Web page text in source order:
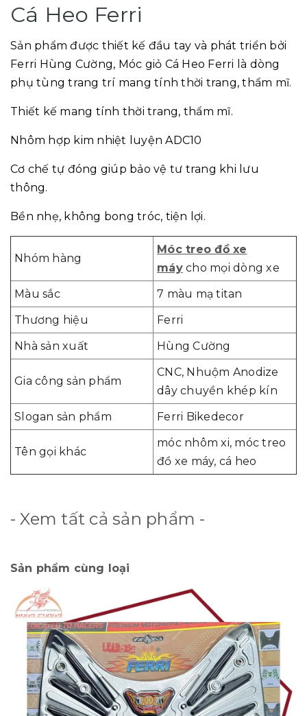
Cá Heo Ferri
Sản phẩm được thiết kế đầu tay và phát triển bởi
Ferri Hùng Cường, Móc giỏ Cá Heo Ferri là dòng
phụ tùng trang trí mang tính thời trang, thẩm mĩ.
Thiết kế mang tính thời trang, thẩm mĩ.
Nhôm hợp kim nhiệt luyện ADC10
Cơ chế tự đóng giúp bảo vệ tư trang khi lưu
thông.
Bền nhẹ, không bong tróc, tiện lợi.
Nhóm hàng
Móc treo đồ xe
máycho mọi dòng xe
Màu sắc
7 màu mạ titan
Thương hiệu
Ferri
Nhà sản xuất
Hùng Cường
Gia công sản phẩm
CNC, Nhuộm Anodize
dây chuyền khép kín
Slogan sản phẩm
Ferri Bikedecor
Tên gọi khác
móc nhôm xi, móc treo
đồ xe máy, cá heo
- Xem tất cả sản phẩm -
Sản phẩm cùng loại